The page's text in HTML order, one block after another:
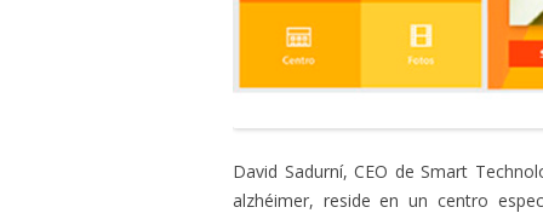
David Sadurní, CEO de Smart
alzhéimer, reside en un centro